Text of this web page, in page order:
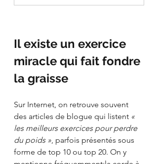
Il existe un exercice
miracle qui fait fondre
la graisse
Sur Internet, on retrouve souvent
des articles de blogue qui listent «
les meilleurs exercices pour perdre
du poids » , parfois présentés sous
forme de top 10 ou top 20. On y